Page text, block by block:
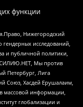
функции
Нижегородский
исследований,
и публичной политики,
Мы против
Петербург, Лига
Союз, Хасдей Ерушалаим,
массовой информации,
глобализации и